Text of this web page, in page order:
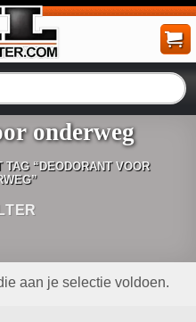
onderweg
TAG “DEODORANT VOOR
aan je selectie voldoen.